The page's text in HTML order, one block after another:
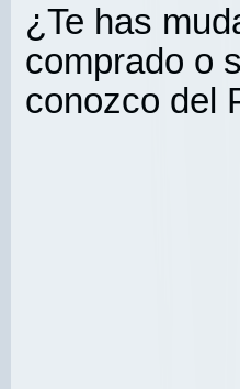
¿Te has
comprado o
conozco del